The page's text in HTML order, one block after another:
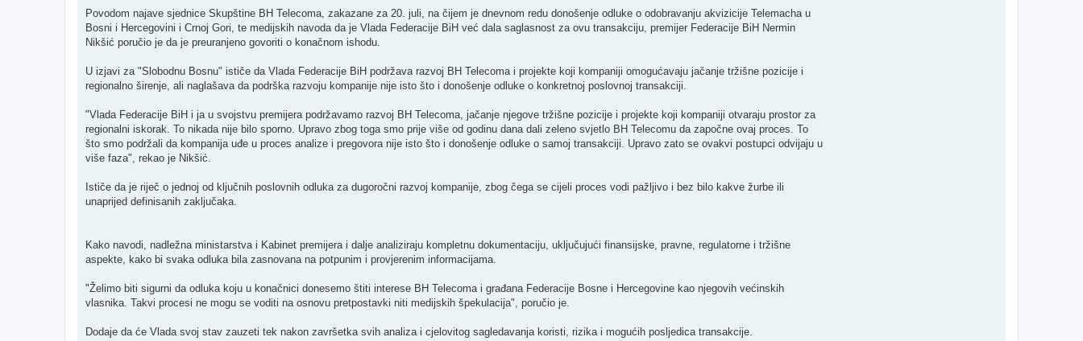
Povodom najave sjednice Skupštine BH Telecoma, zakazane za 20. juli, na čijem je dnevnom redu donošenje odluke o odobravanju akvizicije Telemacha u
Bosni i Hercegovini i Crnoj Gori, te medijskih navoda da je Vlada Federacije BiH već dala saglasnost za ovu transakciju, premijer Federacije BiH Nermin
Nikšić poručio je da je preuranjeno govoriti o konačnom ishodu.
U izjavi za "Slobodnu Bosnu" ističe da Vlada Federacije BiH podržava razvoj BH Telecoma i projekte koji kompaniji omogućavaju jačanje tržišne pozicije i
regionalno širenje, ali naglašava da podrška razvoju kompanije nije isto što i donošenje odluke o konkretnoj poslovnoj transakciji.
"Vlada Federacije BiH i ja u svojstvu premijera podržavamo razvoj BH Telecoma, jačanje njegove tržišne pozicije i projekte koji kompaniji otvaraju prostor za
regionalni iskorak. To nikada nije bilo sporno. Upravo zbog toga smo prije više od godinu dana dali zeleno svjetlo BH Telecomu da započne ovaj proces. To
što smo podržali da kompanija uđe u proces analize i pregovora nije isto što i donošenje odluke o samoj transakciji. Upravo zato se ovakvi postupci odvijaju u
više faza", rekao je Nikšić.
Ističe da je riječ o jednoj od ključnih poslovnih odluka za dugoročni razvoj kompanije, zbog čega se cijeli proces vodi pažljivo i bez bilo kakve žurbe ili
unaprijed definisanih zaključaka.
Kako navodi, nadležna ministarstva i Kabinet premijera i dalje analiziraju kompletnu dokumentaciju, uključujući finansijske, pravne, regulatorne i tržišne
aspekte, kako bi svaka odluka bila zasnovana na potpunim i provjerenim informacijama.
"Želimo biti sigurni da odluka koju u konačnici donesemo štiti interese BH Telecoma i građana Federacije Bosne i Hercegovine kao njegovih većinskih
vlasnika. Takvi procesi ne mogu se voditi na osnovu pretpostavki niti medijskih špekulacija", poručio je.
Dodaje da će Vlada svoj stav zauzeti tek nakon završetka svih analiza i cjelovitog sagledavanja koristi, rizika i mogućih posljedica transakcije.